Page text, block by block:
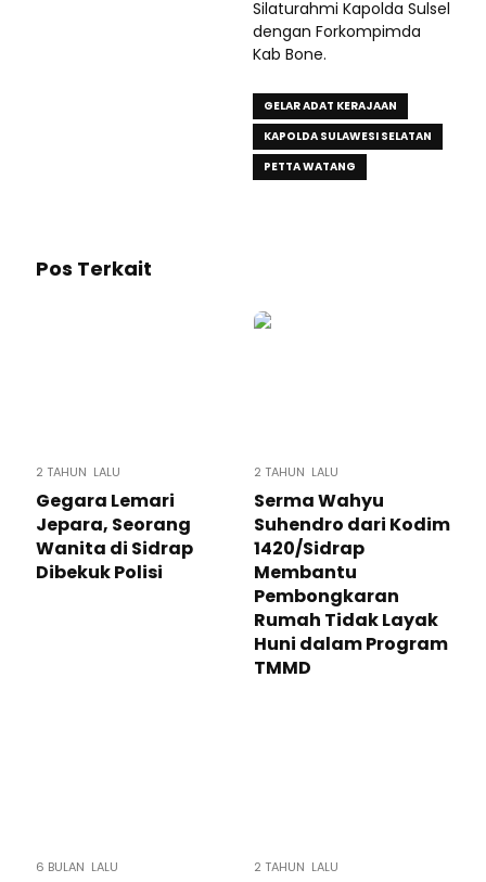
Silaturahmi Kapolda Sulsel
dengan Forkompimda
Kab Bone.
GELAR ADAT KERAJAAN
KAPOLDA SULAWESI SELATAN
PETTA WATANG
Pos Terkait
2 TAHUN LALU
Gegara Lemari
Jepara, Seorang
Wanita di Sidrap
Dibekuk Polisi
2 TAHUN LALU
Serma Wahyu
Suhendro dari Kodim
1420/Sidrap
Membantu
Pembongkaran
Rumah Tidak Layak
Huni dalam Program
TMMD
6 BULAN LALU 2 TAHUN LALU